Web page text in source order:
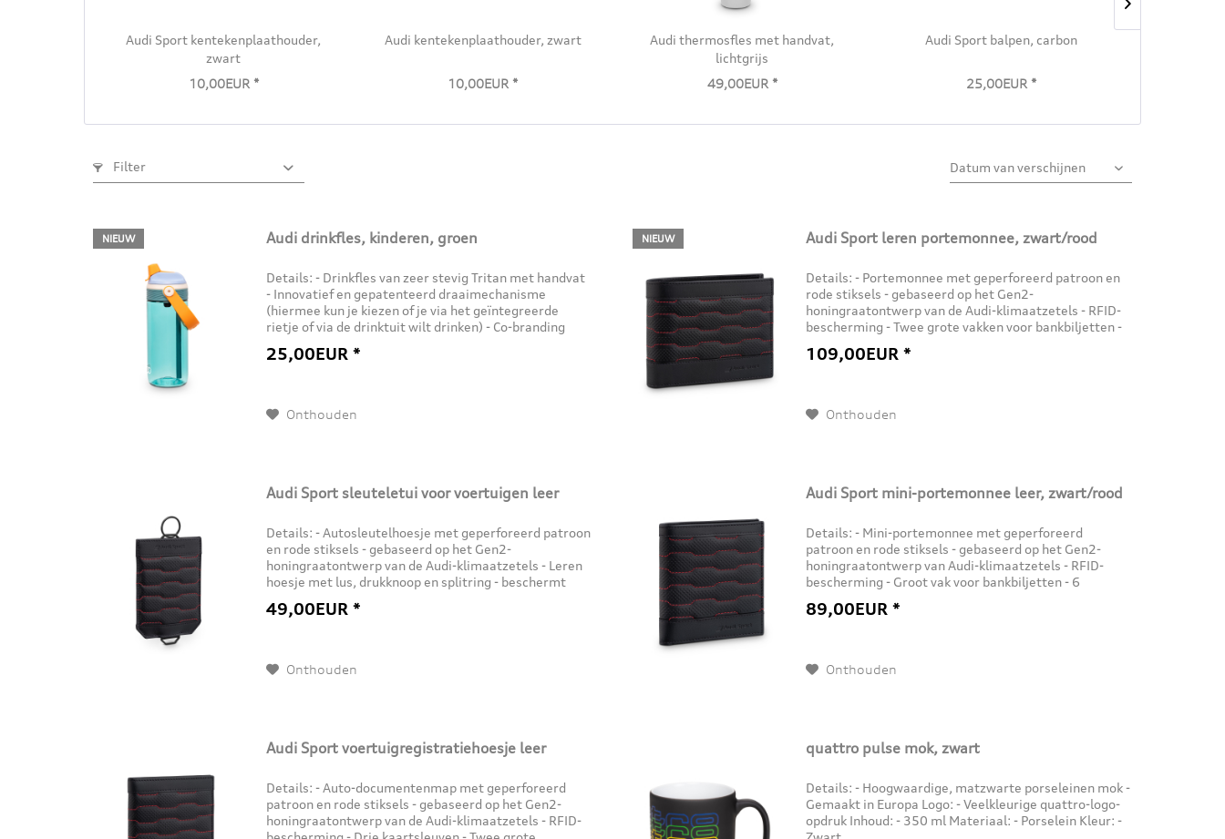
Audi Sport kentekenplaathouder,
zwart
10,00EUR *
Audi kentekenplaathouder, zwart
10,00EUR *
Audi thermosfles met handvat,
lichtgrijs
49,00EUR *
Audi Sport balpen, carbon
25,00EUR *
Filter
NIEUW Audi drinkfles, kinderen, groen
Details: - Drinkfles van zeer stevig Tritan met handvat
- Innovatief en gepatenteerd draaimechanisme
(hiermee kun je kiezen of je via het geïntegreerde
rietje of via de drinktuit wilt drinken) - Co-branding
met Kambukka Branding: -...
25,00EUR *
Onthouden
NIEUW Audi Sport leren portemonnee, zwart/rood
Details: - Portemonnee met geperforeerd patroon en
rode stiksels - gebaseerd op het Gen2-
honingraatontwerp van de Audi-klimaatzetels - RFID-
bescherming - Twee grote vakken voor bankbiljetten -
7 kaartsleuven - Drie insteekvakken - Eén...
109,00EUR *
Onthouden
Audi Sport sleuteletui voor voertuigen leer
Details: - Autosleutelhoesje met geperforeerd patroon
en rode stiksels - gebaseerd op het Gen2-
honingraatontwerp van de Audi-klimaatzetels - Leren
hoesje met lus, drukknoop en splitring - beschermt
49,00EUR *
Onthouden
Audi Sport mini-portemonnee leer, zwart/rood
Details: - Mini-portemonnee met geperforeerd
patroon en rode stiksels - gebaseerd op het Gen2-
honingraatontwerp van Audi-klimaatzetels - RFID-
bescherming - Groot vak voor bankbiljetten - 6
89,00EUR *
Onthouden
Audi Sport voertuigregistratiehoesje leer
Details: - Auto-documentenmap met geperforeerd
patroon en rode stiksels - gebaseerd op het Gen2-
honingraatontwerp van de Audi-klimaatzetels - RFID-
quattro pulse mok, zwart
Details: - Hoogwaardige, matzwarte porseleinen mok -
Gemaakt in Europa Logo: - Veelkleurige quattro-logo-
opdruk Inhoud: - 350 ml Materiaal: - Porselein Kleur: -